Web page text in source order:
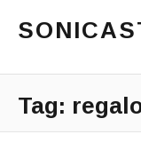
Main
Tag: